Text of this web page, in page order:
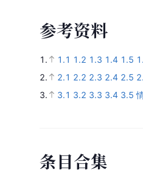
参考资料
1. 1.1 1.2 1.3 1.4 1.5
2.
2.1 2.2 2.3 2.4 2.5
3.
3.1 3.2 3.3 3.4 3.5
条目合集